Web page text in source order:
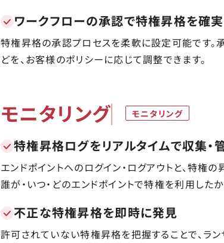
ワークフローの承認で特権昇格を確
特権昇格の承認プロセスを柔軟に設定可能です
どを、お客様のポリシーに応じて調整できます。
モニタリング モニタリング
特権昇格ログをリアルタイムで収集・
エンドポイントへのログイン・ログアウトと、特権
誰が・いつ・どのエンドポイントで特権を利用した
不正な特権昇格を即時に発見
許可されていない特権昇格を把握することで、ラ